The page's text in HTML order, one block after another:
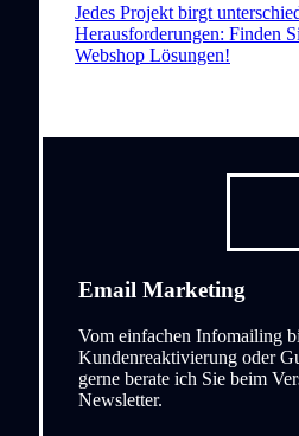
Jedes Projekt birgt
Herausforderungen: Finden
Webshop Lösungen!
Email Marketing
Vom einfachen Infomailing
Kundenreaktivierung oder
gerne berate ich Sie beim
Newsletter.